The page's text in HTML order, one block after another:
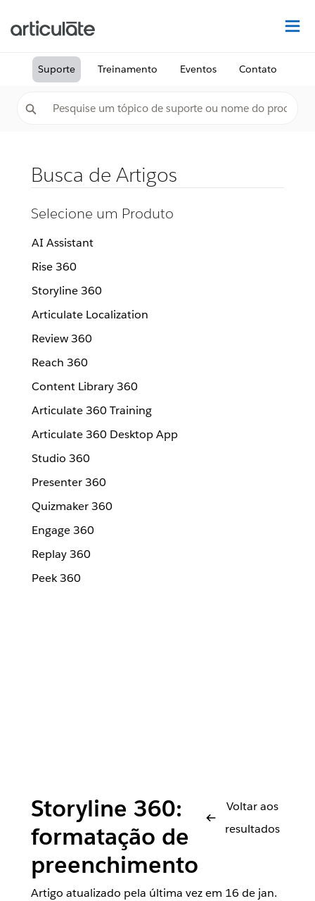
Suporte Treinamento Eventos Contato
Busca de Artigos
Selecione um Produto
AI Assistant
Rise 360
Storyline 360
Articulate Localization
Review 360
Reach 360
Content Library 360
Articulate 360 Training
Articulate 360 Desktop App
Studio 360
Presenter 360
Quizmaker 360
Engage 360
Replay 360
Peek 360
Storyline 360:
formatação de
preenchimento
Voltar aos
resultados
Artigo atualizado pela última vez em 16 de jan.